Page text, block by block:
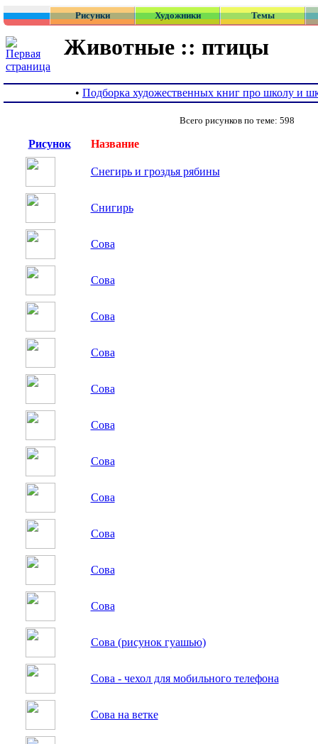
Рисунки Художники Темы
Животные :: птицы
• Подборка художественных книг про школу и
Всего рисунков по теме: 598
Рисунок Название
Снегирь и гроздья рябины
Снигирь
Сова
Сова
Сова
Сова
Сова
Сова
Сова
Сова
Сова
Сова
Сова
Сова (рисунок гуашью)
Сова - чехол для мобильного телефона
Сова на ветке